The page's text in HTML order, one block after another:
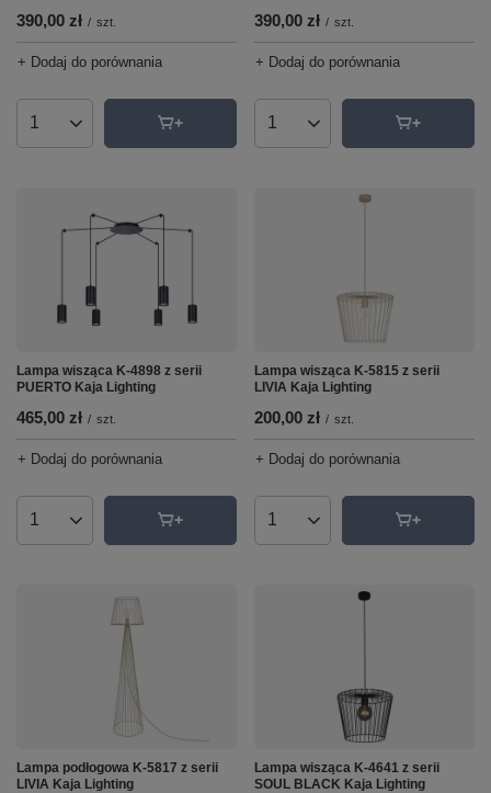
390,00 zł / szt.
+ Dodaj do porównania
Ilość produktów
390,00 zł / szt.
+ Dodaj do porównania
Ilość produktów
Lampa wisząca K-4898 z serii
PUERTO Kaja Lighting
465,00 zł / szt.
+ Dodaj do porównania
Ilość produktów
Lampa wisząca K-5815 z serii
LIVIA Kaja Lighting
200,00 zł / szt.
+ Dodaj do porównania
Ilość produktów
Lampa podłogowa K-5817 z serii
LIVIA Kaja Lighting
Lampa wisząca K-4641 z serii
SOUL BLACK Kaja Lighting